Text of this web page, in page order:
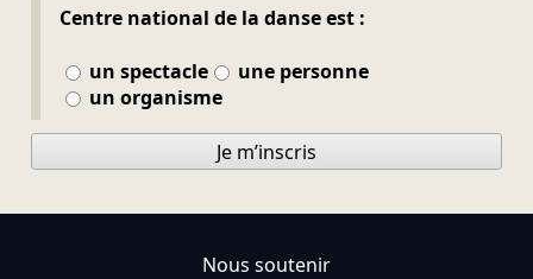
Centre national de la danse est :
un spectacle
une personne
un organisme
Je m’inscris
Nous soutenir